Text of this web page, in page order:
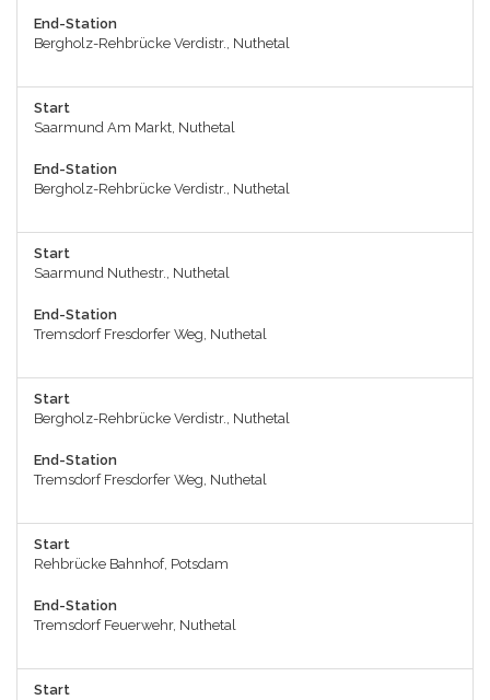
End-Station
Bergholz-Rehbrücke Verdistr., Nuthetal
Start
Saarmund Am Markt, Nuthetal
End-Station
Bergholz-Rehbrücke Verdistr., Nuthetal
Start
Saarmund Nuthestr., Nuthetal
End-Station
Tremsdorf Fresdorfer Weg, Nuthetal
Start
Bergholz-Rehbrücke Verdistr., Nuthetal
End-Station
Tremsdorf Fresdorfer Weg, Nuthetal
Start
Rehbrücke Bahnhof, Potsdam
End-Station
Tremsdorf Feuerwehr, Nuthetal
Start